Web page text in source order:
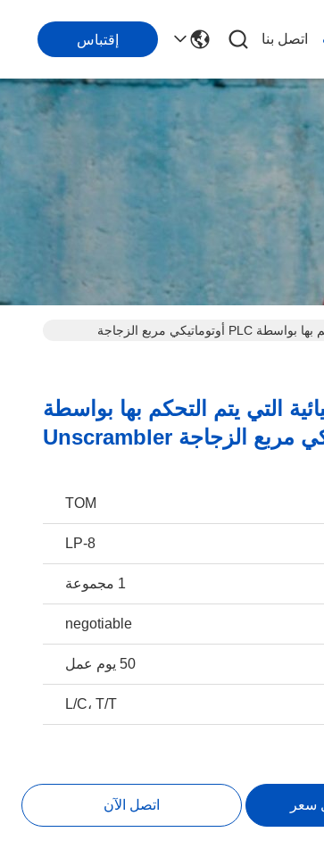
اتصل بنا إقتباس
آلة التعبئة الكيميائية التي يتم التحكم بها بواسطة PLC أوتوماتيكي مربع الزجاجة
التي يتم التحكم بها بواسطة
TOM
LP-8
1 مجموعة
negotiable
50 يوم عمل
L/C، T/T
سعر اتصل الآن